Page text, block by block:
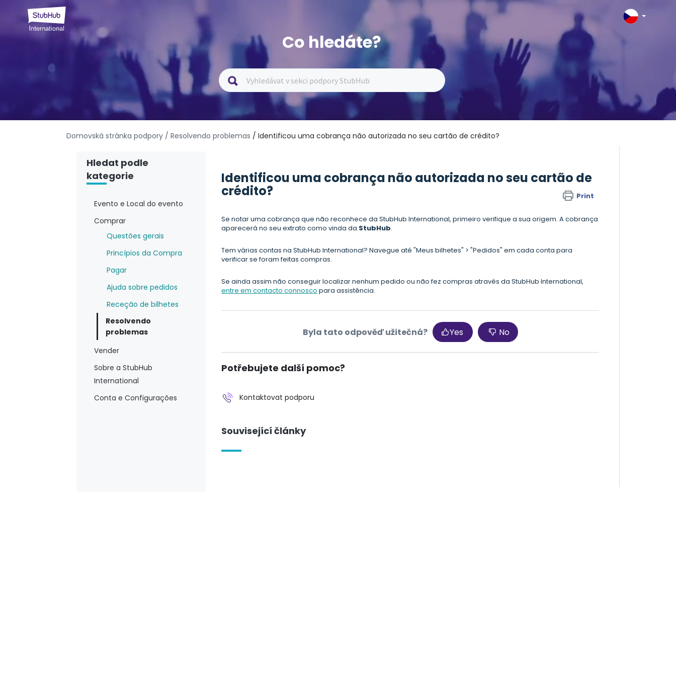
Co hledáte?
Domovská stránka podpory / Resolvendo problemas / Identificou uma cobrança não autorizada no seu cartão de crédito?
Hledat podle
kategorie
Evento e Local do evento
Comprar
Questões gerais
Princípios da Compra
Pagar
Ajuda sobre pedidos
Receção de bilhetes
Resolvendo
problemas
Vender
Sobre a StubHub
International
Conta e Configurações
Identificou uma cobrança não autorizada no seu cartão de
crédito? Print
Se notar uma cobrança que não reconhece da StubHub International, primeiro verifique a sua origem. A cobrança
aparecerá no seu extrato como vinda da StubHub.
Tem várias contas na StubHub International? Navegue até "Meus bilhetes" > "Pedidos" em cada conta para
verificar se foram feitas compras.
Se ainda assim não conseguir localizar nenhum pedido ou não fez compras através da StubHub International,
entre em contacto connosco para assistência.
Byla tato odpověď užitečná? Yes No
Potřebujete další pomoc?
Kontaktovat podporu
Související články